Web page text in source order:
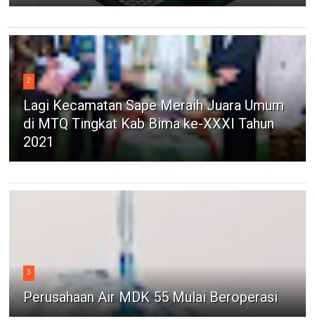
2
Lagi Kecamatan Sape Meraih Juara Umum
di MTQ Tingkat Kab Bima ke-XXXI Tahun
2021
3
Perusahaan Air MDK 55 Mulai Beroperasi